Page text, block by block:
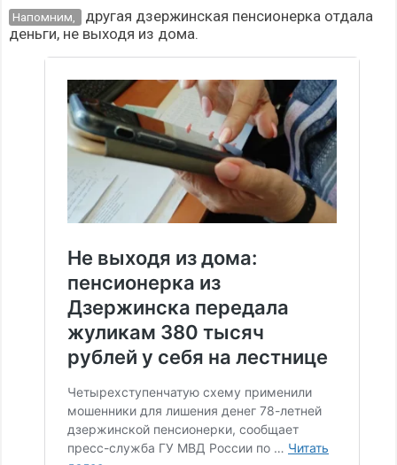
Напомним,
другая дзержинская пенсионерка отдала
деньги, не выходя из дома.